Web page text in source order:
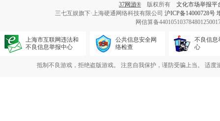
37网游® 版权所有 文化市场举报平
三七互娱旗下·上海硬通网络科技有限公司 沪ICP备14000728号
网信算备
上海市互联网违法和
不良信息举报中心
公共信息安全网
络检查
不良信息
心
抵制不良游戏，拒绝盗版游戏。 注意自我保护，谨防受骗上当。 适